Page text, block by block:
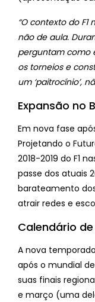
“O contexto do
não de aula.
perguntam como
os torneios e
um ‘paitrocínio’,
Expansão no
Em nova fase
Projetando o
2018-2019 do F1
passe dos atuais
barateamento
atrair redes e
Calendário
A nova
após o mundial
suas finais
e março (uma